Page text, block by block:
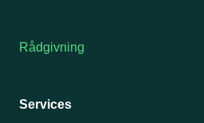
Rådgivning
Services